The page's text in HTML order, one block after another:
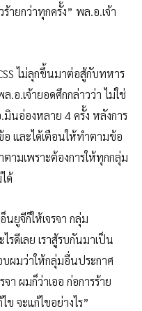
ายกว่าทุกครั้ง” พล.อ.เจ้า
ไม่ลุกขึ้นมาต่อสู้กับทหาร
.อ.เจ้ายอดศึกกล่าวว่า ไม่ใช่
นอ่องหลาย 4 ครั้ง หลังการ
อ และได้เตือนให้ทำตามข้อ
ามเพราะต้องการให้ทุกกลุ่ม
ด้
นยูจีก็ให้เจรจา กลุ่ม
รดีเลย เราสู้รบกันมาเป็น
บผมว่าให้กลุ่มอื่นประกาศ
า ผมก็ว่าเออ ก่อการร้าย
ข จะแก้ไขอย่างไร”